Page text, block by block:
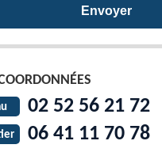
02 52 56 21 72
06 41 11 70 78